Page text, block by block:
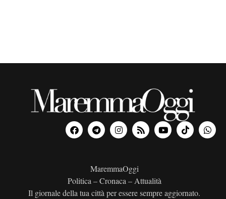
MaremmaOggi
Politica – Cronaca – Attualità
Il giornale della tua città per essere sempre aggiornato.